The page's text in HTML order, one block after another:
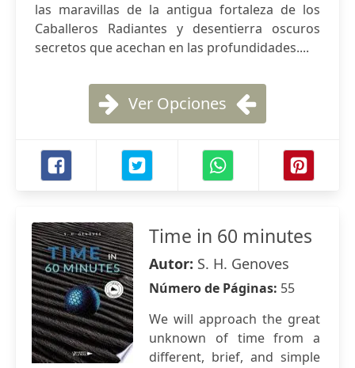
las maravillas de la antigua fortaleza de los
Caballeros Radiantes y desentierra oscuros
secretos que acechan en las profundidades....
Ver Opciones
Time in 60 minutes
Autor: S. H. Genoves
Número de Páginas: 55
We will approach the great
unknown of time from a
different, brief, and simple